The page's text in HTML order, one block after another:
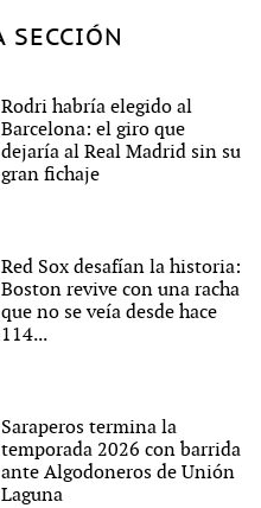
SECCIÓN
Rodri habría elegido al
Barcelona: el giro que
dejaría al Real Madrid sin su
gran fichaje
Red Sox desafían la historia:
Boston revive con una racha
que no se veía desde hace
114...
Saraperos termina la
temporada 2026 con barrida
ante Algodoneros de Unión
Laguna